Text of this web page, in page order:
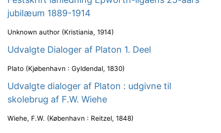
jubilæum 1889-1914
Unknown author (Kristiania, 1914)
Udvalgte Dialoger af Platon 1. Deel
Plato (Kjøbenhavn : Gyldendal, 1830)
Udvalgte dialoger af Platon : udgivne til
skolebrug af F.W. Wiehe
Wiehe, F.W. (København : Reitzel, 1848)